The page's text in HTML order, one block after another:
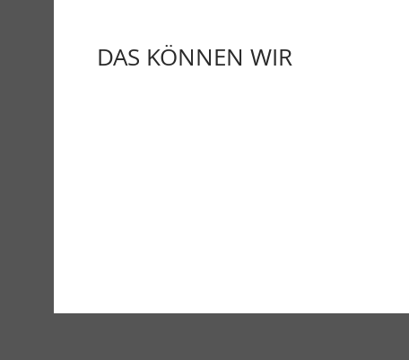
DAS KÖNNEN WIR